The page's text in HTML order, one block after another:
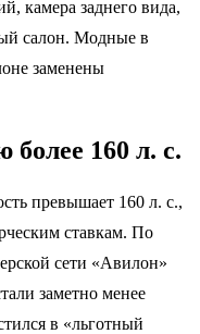
камера заднего вида,
салон. Модные в
заменены
160 л. с.
превышает 160 л. с.,
ставкам. По
сети «Авилон»
заметно менее
в «льготный